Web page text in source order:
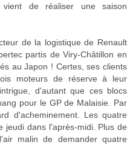
de réaliser une saison
de la logistique de Renault
partis de Viry-Châtillon en
au Japon ! Certes, ses clients
moteurs de réserve à leur
d'autant que ces blocs
pour le GP de Malaisie. Par
d'acheminement. Les quatre
jeudi dans l'après-midi. Plus de
malin de demander quatre